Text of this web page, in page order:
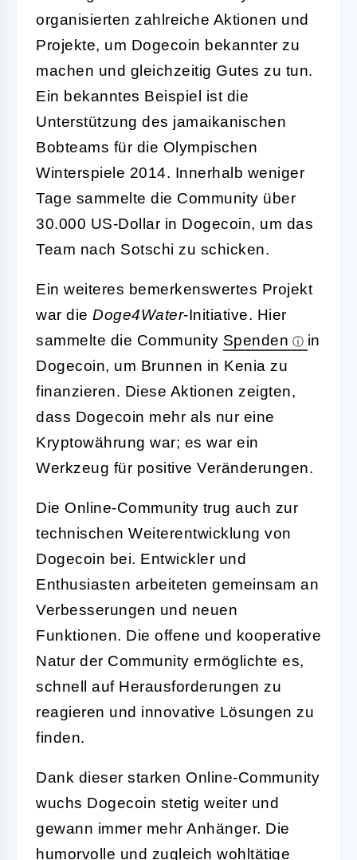
organisierten zahlreiche Aktionen und
Projekte, um Dogecoin bekannter zu
machen und gleichzeitig Gutes zu tun.
Ein bekanntes Beispiel ist die
Unterstützung des jamaikanischen
Bobteams für die Olympischen
Winterspiele 2014. Innerhalb weniger
Tage sammelte die Community über
30.000 US-Dollar in Dogecoin, um das
Team nach Sotschi zu schicken.
Ein weiteres bemerkenswertes Projekt
war die Doge4Water-Initiative. Hier
sammelte die Community Spenden
in
Dogecoin, um Brunnen in Kenia zu
finanzieren. Diese Aktionen zeigten,
dass Dogecoin mehr als nur eine
Kryptowährung war; es war ein
Werkzeug für positive Veränderungen.
Die Online-Community trug auch zur
technischen Weiterentwicklung von
Dogecoin bei. Entwickler und
Enthusiasten arbeiteten gemeinsam an
Verbesserungen und neuen
Funktionen. Die offene und kooperative
Natur der Community ermöglichte es,
schnell auf Herausforderungen zu
reagieren und innovative Lösungen zu
finden.
Dank dieser starken Online-Community
wuchs Dogecoin stetig weiter und
gewann immer mehr Anhänger. Die
humorvolle und zugleich wohltätige